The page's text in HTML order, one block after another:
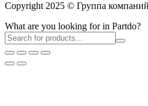
Copyright 2025 © Группа
What are you looking for in Partdo?